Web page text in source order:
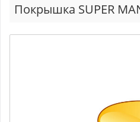
Покрышка SUPER